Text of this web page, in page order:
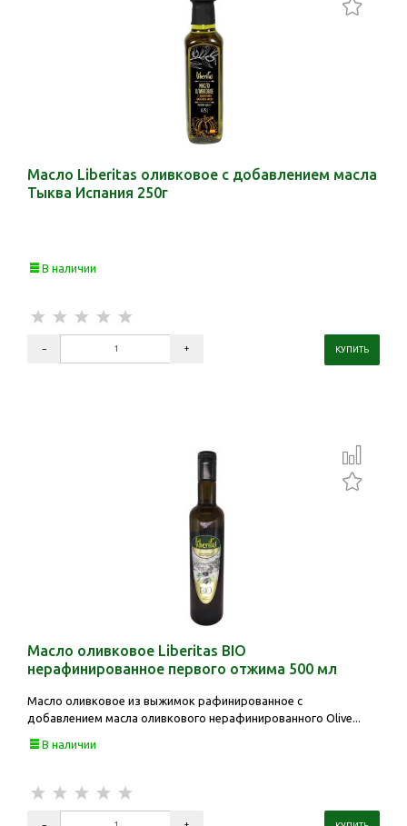
Масло Liberitas оливковое с добавлением масла
Тыква Испания 250г
В наличии
Масло оливковое Liberitas BIO
нерафинированное первого отжима 500 мл
Масло оливковое из выжимок рафинированное с
добавлением масла оливкового нерафинированного Olive...
В наличии